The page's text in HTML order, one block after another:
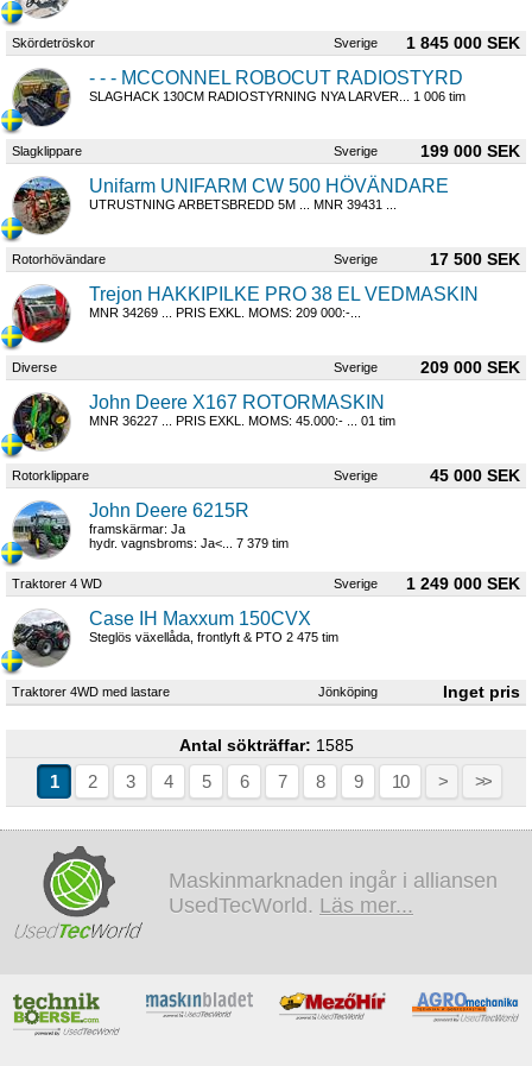
Maskinmarknaden ingår i alliansen
UsedTecWorld. Läs mer...
Skördetröskor Sverige 1 845 000 SEK
- - - MCCONNEL ROBOCUT RADIOSTYRD
SLAGHACK 130CM RADIOSTYRNING NYA LARVER... 1 006 tim
Slagklippare Sverige 199 000 SEK
Unifarm UNIFARM CW 500 HÖVÄNDARE
UTRUSTNING ARBETSBREDD 5M ... MNR 39431 ...
Rotorhövändare Sverige 17 500 SEK
Trejon HAKKIPILKE PRO 38 EL VEDMASKIN
MNR 34269 ... PRIS EXKL. MOMS: 209 000:-...
Diverse Sverige 209 000 SEK
John Deere X167 ROTORMASKIN
MNR 36227 ... PRIS EXKL. MOMS: 45.000:- ... 01 tim
Rotorklippare Sverige 45 000 SEK
John Deere 6215R
framskärmar: Ja
hydr. vagnsbroms: Ja<... 7 379 tim
Traktorer 4 WD Sverige 1 249 000 SEK
Case IH Maxxum 150CVX
Steglös växellåda, frontlyft & PTO 2 475 tim
Traktorer 4WD med lastare Jönköping
Antal sökträffar: 1585
1 2 3 4 5 6 7 8 9 10 > >>